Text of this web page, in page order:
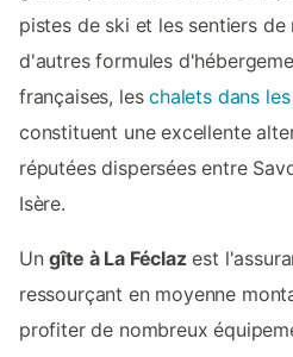
pistes de ski et les sentiers
d'autres formules
françaises, leschalets dans
constituent une excellente
réputées dispersées entre
Isère.
Ungîte à La Féclazest
ressourçant en moyenne
profiter de nombreux